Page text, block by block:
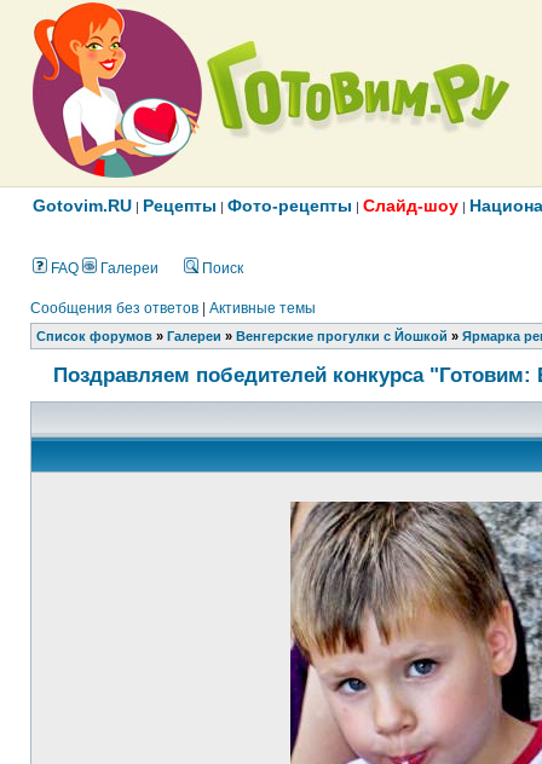
Gotovim.RU | Рецепты | Фото-рецепты | Слайд-шоу |
FAQ Галереи Поиск
Сообщения без ответов Активные темы
Список форумов » Галереи » Венгерские прогулки с Йошкой » Ярмарка
Поздравляем победителей конкурса